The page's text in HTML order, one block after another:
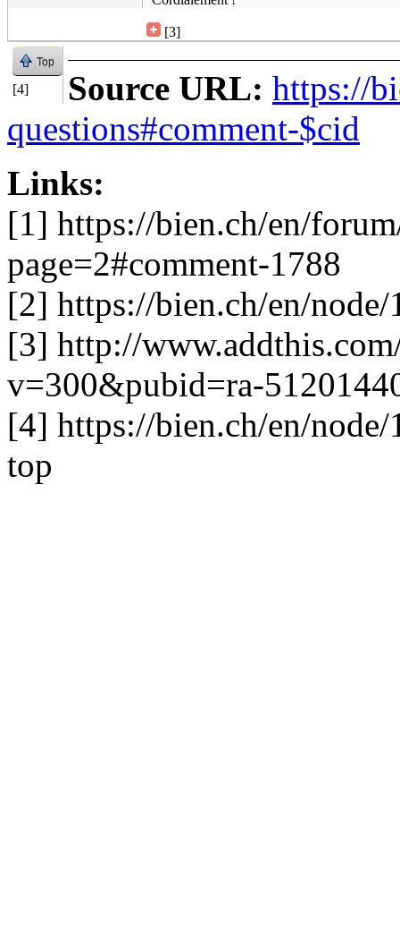
[3]
Top
[4] Source URL: https://
questions#comment-$cid
Links:
[1] https://bien.ch/en/
page=2#comment-1788
[2] https://bien.ch/en/
[3] http://
v=300&pubid=ra-
[4] https://bien.ch/en/
top